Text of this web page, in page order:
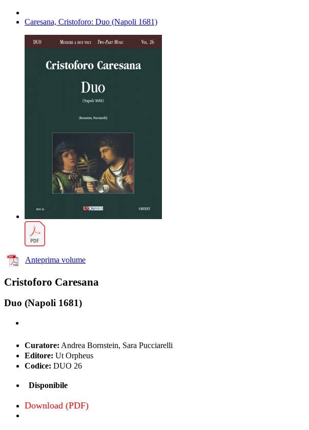
Caresana, Cristoforo: Duo (Napoli 1681)
Anteprima volume
Cristoforo Caresana
Duo (Napoli 1681)
Curatore: Andrea Bornstein, Sara Pucciarelli
Editore: Ut Orpheus
Codice: DUO 26
Disponibile
Download (PDF)